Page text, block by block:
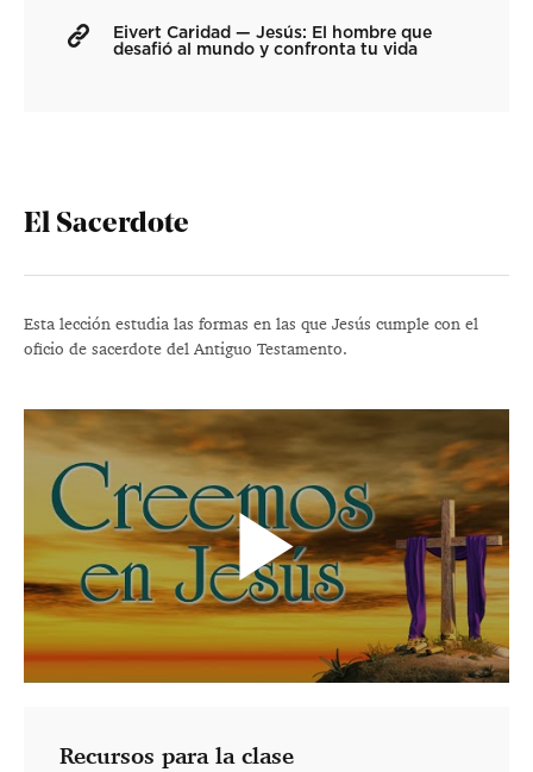
Eivert Caridad — Jesús: El hombre que
desafió al mundo y confronta tu vida
El Sacerdote
Esta lección estudia las formas en las que Jesús cumple con el
oficio de sacerdote del Antiguo Testamento.
Recursos para la clase